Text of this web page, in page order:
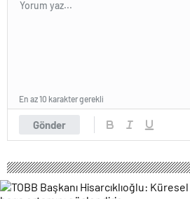
Gönder
En az 10 karakter gerekli